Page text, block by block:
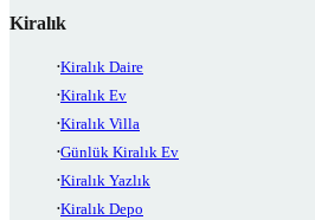
Kiralık
Kiralık Daire
Kiralık Ev
Kiralık Villa
Günlük Kiralık Ev
Kiralık Yazlık
Kiralık Depo